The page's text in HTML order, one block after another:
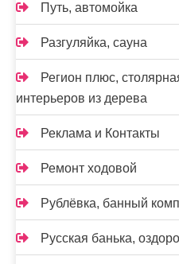
Путь, автомойка
Разгуляйка, сауна
Регион плюс,
интерьеров из дерева
Реклама и Контакты
Ремонт ходовой
Рублёвка, банный
Русская банька,